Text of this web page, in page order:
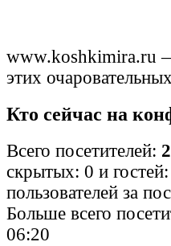
www.koshkimira.ru
этих
Кто сейчас на
Всего посетителей:
скрытых: 0 и
пользователей за
Больше всего
06:20